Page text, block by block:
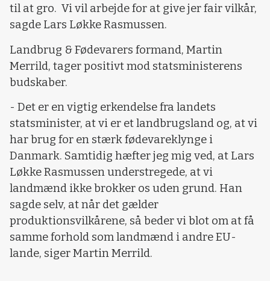
til at gro. Vi vil arbejde for at give jer fair vilkår,
sagde Lars Løkke Rasmussen.
Landbrug & Fødevarers formand, Martin
Merrild, tager positivt mod statsministerens
budskaber.
- Det er en vigtig erkendelse fra landets
statsminister, at vi er et landbrugsland og, at vi
har brug for en stærk fødevareklynge i
Danmark. Samtidig hæfter jeg mig ved, at Lars
Løkke Rasmussen understregede, at vi
landmænd ikke brokker os uden grund. Han
sagde selv, at når det gælder
produktionsvilkårene, så beder vi blot om at få
samme forhold som landmænd i andre EU-
lande, siger Martin Merrild.